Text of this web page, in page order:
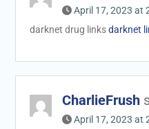
April 17, 2023 at
darknet drug linksdarknet
CharlieFrush
April 17, 2023 at